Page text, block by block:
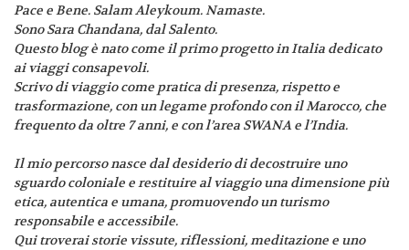
Pace e Bene. Salam Aleykoum. Namaste.
Sono Sara Chandana, dal Salento.
Questo blog è nato come il primo progetto in Italia dedicato
ai viaggi consapevoli.
Scrivo di viaggio come pratica di presenza, rispetto e
trasformazione, con un legame profondo con il Marocco, che
frequento da oltre 7 anni, e con l’area SWANA e l’India.
Il mio percorso nasce dal desiderio di decostruire uno
sguardo coloniale e restituire al viaggio una dimensione più
etica, autentica e umana, promuovendo un turismo
responsabile e accessibile.
Qui troverai storie vissute, riflessioni, meditazione e uno